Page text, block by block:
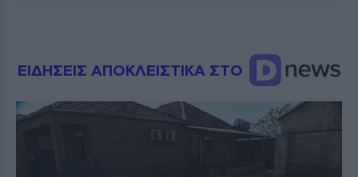
ΕΙΔΗΣΕΙΣ ΑΠΟΚΛΕΙΣΤΙΚΑ ΣΤΟ